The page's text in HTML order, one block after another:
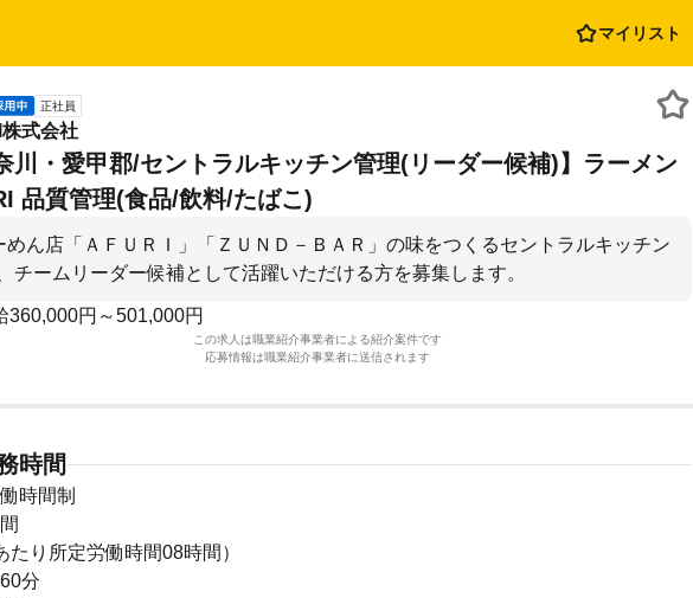
マイリスト
正社員
式会社
川・愛甲郡/セントラルキッチン管理(リーダー候補)】ラーメン
品質管理(食品/飲料/たばこ)
めん店「ＡＦＵＲＩ」「ＺＵＮＤ－ＢＡＲ」の味をつくるセントラルキッチン
チームリーダー候補として活躍いただける方を募集します。
360,000円～501,000円
この求人は職業紹介事業者による紹介案件です
応募情報は職業紹介事業者に送信されます
時間
時間制
たり所定労働時間08時間）
分